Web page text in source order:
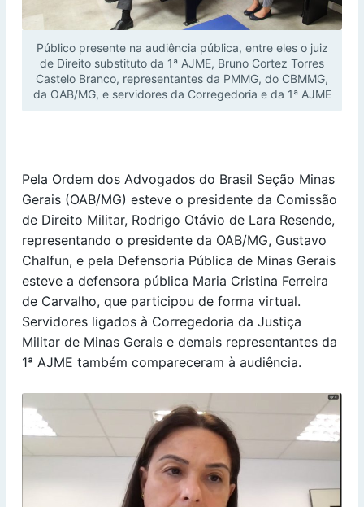
Público presente na audiência pública, entre eles o juiz
de Direito substituto da 1ª AJME, Bruno Cortez Torres
Castelo Branco, representantes da PMMG, do CBMMG,
da OAB/MG, e servidores da Corregedoria e da 1ª AJME
Pela Ordem dos Advogados do Brasil Seção Minas
Gerais (OAB/MG) esteve o presidente da Comissão
de Direito Militar, Rodrigo Otávio de Lara Resende,
representando o presidente da OAB/MG, Gustavo
Chalfun, e pela Defensoria Pública de Minas Gerais
esteve a defensora pública Maria Cristina Ferreira
de Carvalho, que participou de forma virtual.
Servidores ligados à Corregedoria da Justiça
Militar de Minas Gerais e demais representantes da
1ª AJME também compareceram à audiência.